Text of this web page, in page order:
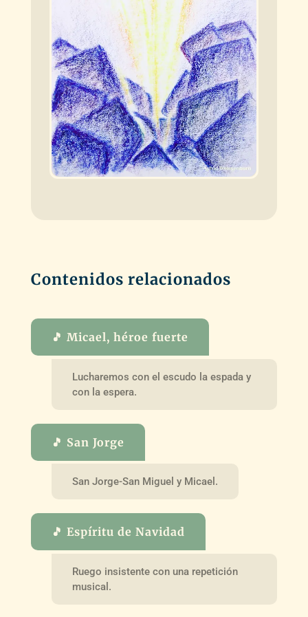
Contenidos relacionados
🎵 Micael, héroe fuerte
Lucharemos con el escudo la espada y
con la espera.
🎵 San Jorge
San Jorge-San Miguel y Micael.
🎵 Espíritu de Navidad
Ruego insistente con una repetición
musical.